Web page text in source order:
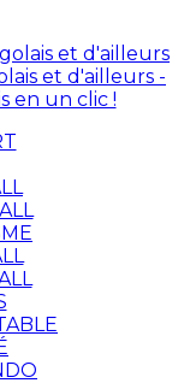
et d'ailleurs -
en un clic !